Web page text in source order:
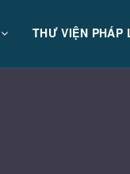
THƯ VIỆN PHÁP